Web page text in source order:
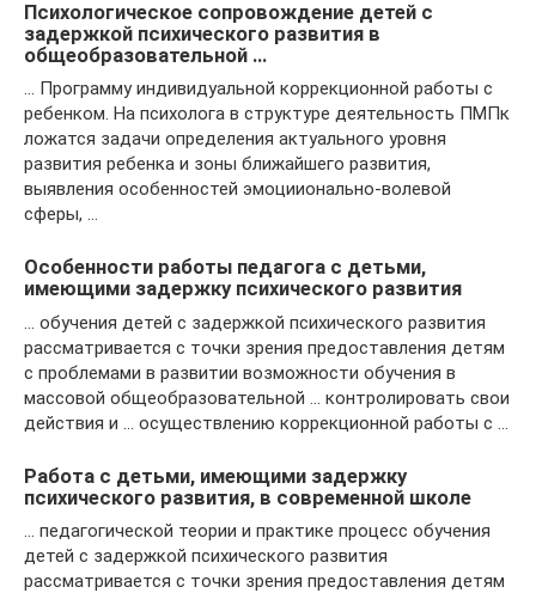
Психологическое сопровождение детей с
задержкой психического развития в
общеобразовательной …
… Программу индивидуальной коррекционной работы с
ребенком. На психолога в структуре деятельность ПМПк
ложатся задачи определения актуального уровня
развития ребенка и зоны ближайшего развития,
выявления особенностей эмоциионально-волевой
сферы, …
Особенности работы педагога с детьми,
имеющими задержку психического развития
… обучения детей с задержкой психического развития
рассматривается с точки зрения предоставления детям
с проблемами в развитии возможности обучения в
массовой общеобразовательной … контролировать свои
действия и … осуществлению коррекционной работы с …
Работа с детьми, имеющими задержку
психического развития, в современной школе
… педагогической теории и практике процесс обучения
детей с задержкой психического развития
рассматривается с точки зрения предоставления детям